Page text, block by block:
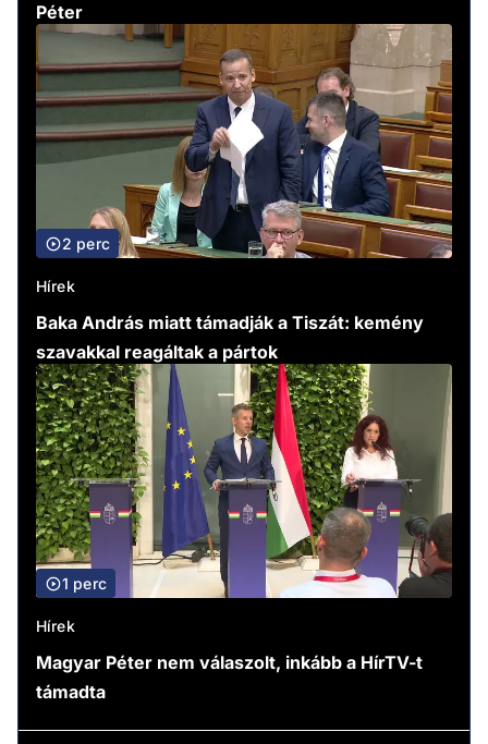
Péter
2 perc
Hírek
Baka András miatt támadják a Tiszát: kemény
szavakkal reagáltak a pártok
1 perc
Hírek
Magyar Péter nem válaszolt, inkább a HírTV-t
támadta